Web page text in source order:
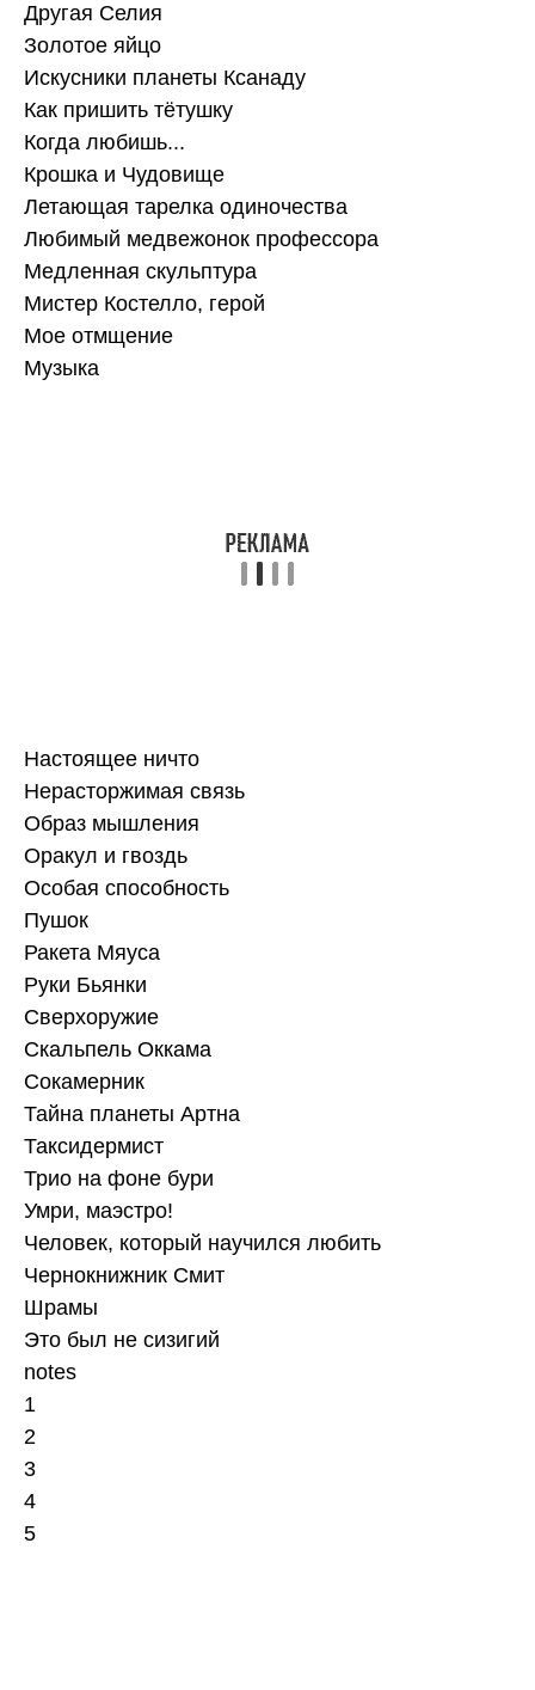
Другая Селия
Золотое яйцо
Искусники планеты Ксанаду
Как пришить тётушку
Когда любишь...
Крошка и Чудовище
Летающая тарелка одиночества
Любимый медвежонок профессора
Медленная скульптура
Мистер Костелло, герой
Мое отмщение
Музыка
Настоящее ничто
Нерасторжимая связь
Образ мышления
Оракул и гвоздь
Особая способность
Пушок
Ракета Мяуса
Руки Бьянки
Сверхоружие
Скальпель Оккама
Сокамерник
Тайна планеты Артна
Таксидермист
Трио на фоне бури
Умри, маэстро!
Человек, который научился любить
Чернокнижник Смит
Шрамы
Это был не сизигий
notes
1
2
3
4
5